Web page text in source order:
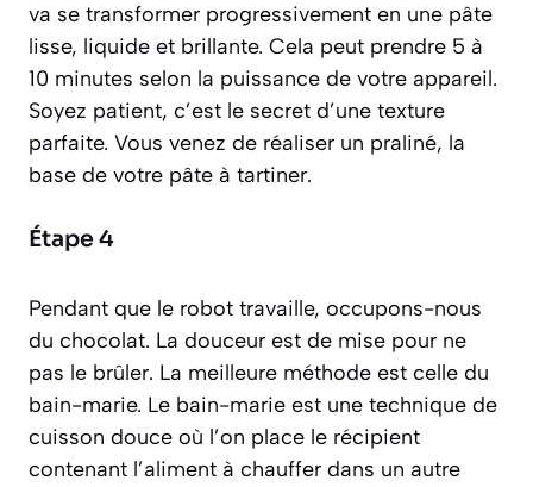
va se transformer progressivement en une pâte
lisse, liquide et brillante. Cela peut prendre 5 à
10 minutes selon la puissance de votre appareil.
Soyez patient, c’est le secret d’une texture
parfaite. Vous venez de réaliser un praliné, la
base de votre pâte à tartiner.
Étape 4
Pendant que le robot travaille, occupons-nous
du chocolat. La douceur est de mise pour ne
pas le brûler. La meilleure méthode est celle du
bain-marie. Le bain-marie est une technique de
cuisson douce où l’on place le récipient
contenant l’aliment à chauffer dans un autre